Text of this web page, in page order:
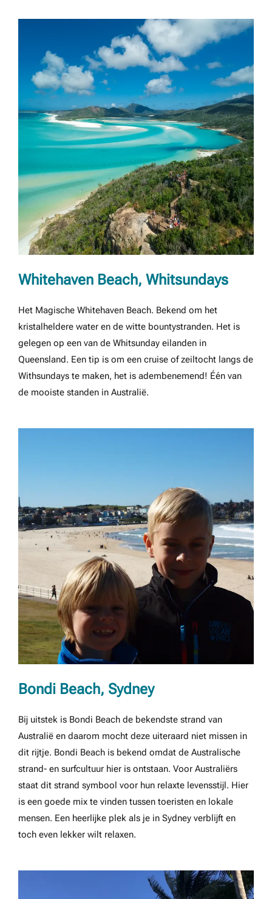
Whitehaven Beach, Whitsundays
Het Magische Whitehaven Beach. Bekend om het
kristalheldere water en de witte bountystranden. Het is
gelegen op een van de Whitsunday eilanden in
Queensland. Een tip is om een cruise of zeiltocht langs de
Withsundays te maken, het is adembenemend! Één van
de mooiste standen in Australië.
Bondi Beach, Sydney
Bij uitstek is Bondi Beach de bekendste strand van
Australië en daarom mocht deze uiteraard niet missen in
dit rijtje. Bondi Beach is bekend omdat de Australische
strand- en surfcultuur hier is ontstaan. Voor Australiërs
staat dit strand symbool voor hun relaxte levensstijl. Hier
is een goede mix te vinden tussen toeristen en lokale
mensen. Een heerlijke plek als je in Sydney verblijft en
toch even lekker wilt relaxen.